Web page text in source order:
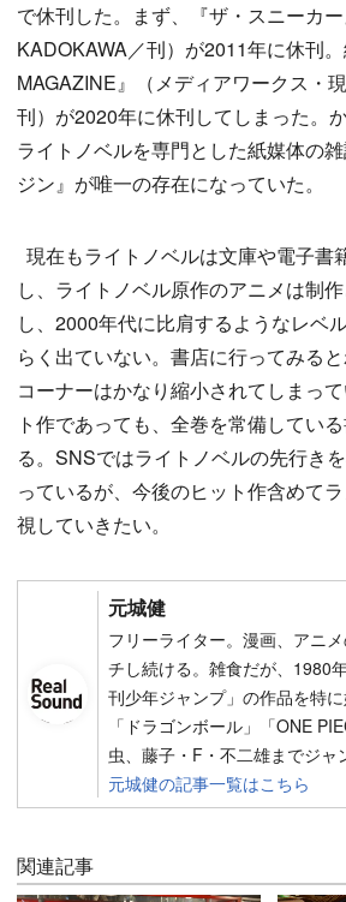
で休刊した。まず、『ザ・スニーカ
KADOKAWA／刊）が2011年に休刊
MAGAZINE』（メディアワークス・
刊）が2020年に休刊してしまった。
ライトノベルを専門とした紙媒体の
ジン』が唯一の存在になっていた。
現在もライトノベルは文庫や電子書
し、ライトノベル原作のアニメは制
し、2000年代に比肩するようなレベ
らく出ていない。書店に行ってみる
コーナーはかなり縮小されてしまっ
ト作であっても、全巻を常備してい
る。SNSではライトノベルの先行き
っているが、今後のヒット作含めて
視していきたい。
元城健
フリーライター。漫画、アニ
チし続ける。雑食だが、1980
刊少年ジャンプ」の作品を特
「ドラゴンボール」「ONE
虫、藤子・F・不二雄までジャ
元城健の記事一覧はこちら
関連記事